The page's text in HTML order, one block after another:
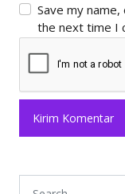
Save my
the next time I